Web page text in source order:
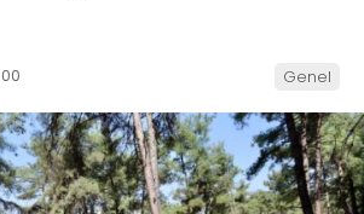
Genel